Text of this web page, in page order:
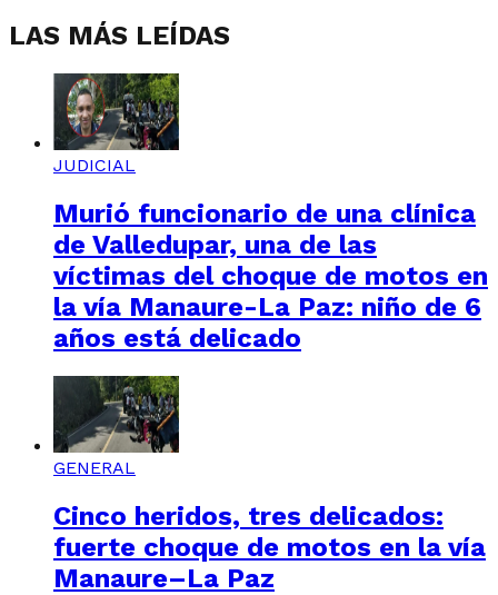
LAS MÁS LEÍDAS
JUDICIAL
Murió funcionario de una clínica
de Valledupar, una de las
víctimas del choque de motos en
la vía Manaure-La Paz: niño de 6
años está delicado
GENERAL
Cinco heridos, tres delicados:
fuerte choque de motos en la vía
Manaure–La Paz